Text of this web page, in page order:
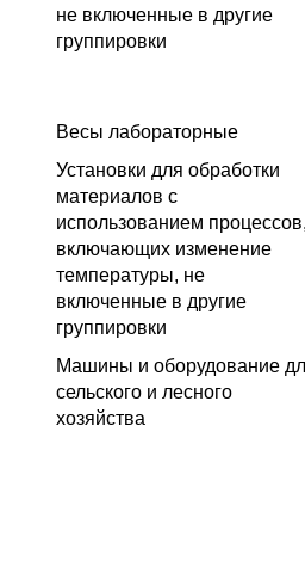
не включенные в другие
группировки
Весы лабораторные
Установки для обработки
материалов с
использованием
включающих изменение
температуры, не
включенные в другие
группировки
Машины и оборудование
сельского и лесного
хозяйства